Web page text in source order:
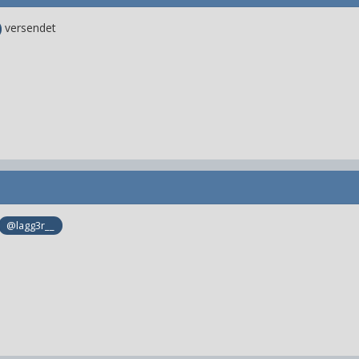
versendet
@lagg3r__